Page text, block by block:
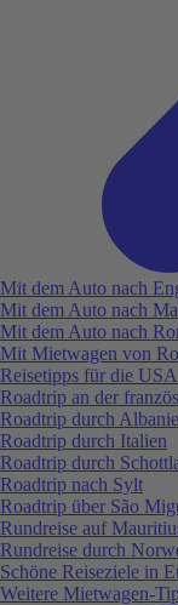
Mit dem Auto nach
Mit dem Auto nach
Mit dem Auto nach
Mit Mietwagen von
Reisetipps für die USA
Roadtrip an der
Roadtrip durch
Roadtrip durch Italien
Roadtrip durch
Roadtrip nach Sylt
Roadtrip über São
Rundreise auf
Rundreise durch
Schöne Reiseziele in
Weitere Mietwagen-